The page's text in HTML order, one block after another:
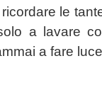
le
a lavare
a fare